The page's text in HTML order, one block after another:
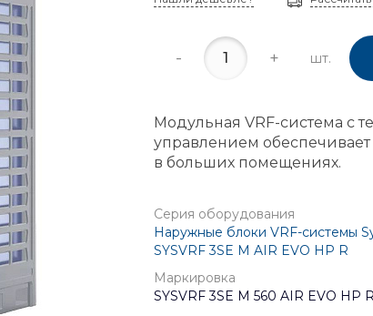
- + шт.
Модульная VRF-система с
управлением
в больших помещениях.
Серия оборудования
Наружные блоки VRF-системы
SYSVRF 3SE M AIR EVO HP R
Маркировка
SYSVRF 3SE M 560 AIR EVO HP R